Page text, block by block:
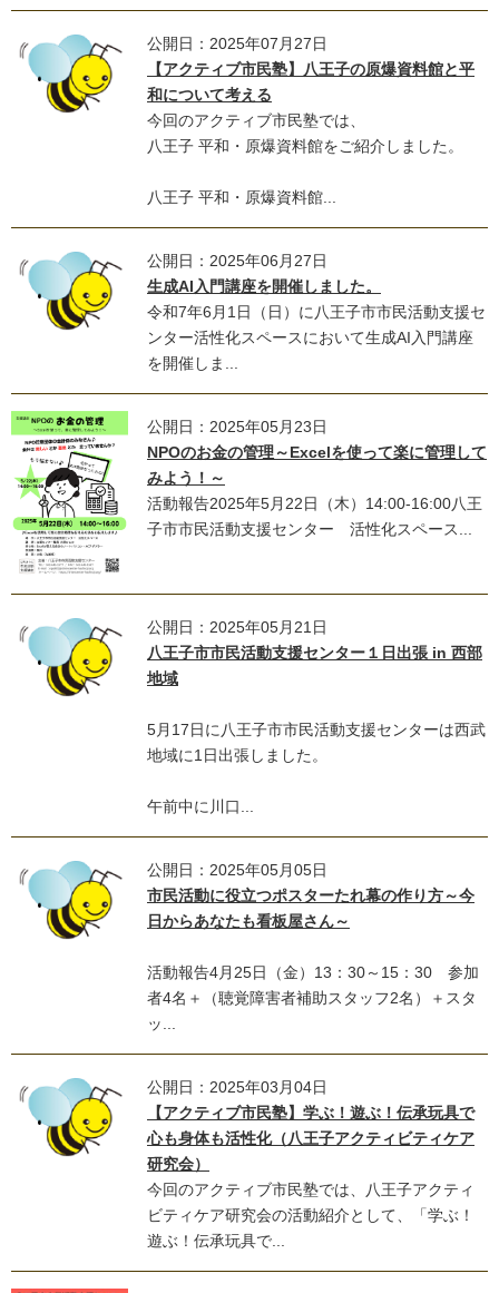
公開日：2025年07月27日
【アクティブ市民塾】八王子の原爆資料館と平
和について考える
今回のアクティブ市民塾では、
八王子 平和・原爆資料館をご紹介しました。
八王子 平和・原爆資料館...
公開日：2025年06月27日
生成AI入門講座を開催しました。
令和7年6月1日（日）に八王子市市民活動支援セ
ンター活性化スペースにおいて生成AI入門講座
を開催しま...
公開日：2025年05月23日
NPOのお金の管理～Excelを使って楽に管理して
みよう！～
活動報告2025年5月22日（木）14:00-16:00八王
子市市民活動支援センター 活性化スペース...
公開日：2025年05月21日
八王子市市民活動支援センター１日出張 in 西部
地域
5月17日に八王子市市民活動支援センターは西武
地域に1日出張しました。
午前中に川口...
公開日：2025年05月05日
市民活動に役立つポスターたれ幕の作り方～今
日からあなたも看板屋さん～
活動報告4月25日（金）13：30～15：30 参加
者4名＋（聴覚障害者補助スタッフ2名）＋スタ
ッ...
公開日：2025年03月04日
【アクティブ市民塾】学ぶ！遊ぶ！伝承玩具で
心も身体も活性化（八王子アクティビティケア
研究会）
今回のアクティブ市民塾では、八王子アクティ
ビティケア研究会の活動紹介として、「学ぶ！
遊ぶ！伝承玩具で...